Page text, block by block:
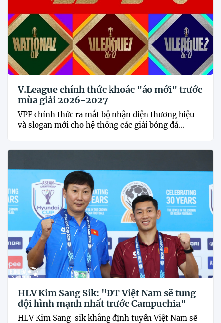
V.League chính thức khoác "áo mới" trước
mùa giải 2026-2027
VPF chính thức ra mắt bộ nhận diện thương hiệu
và slogan mới cho hệ thống các giải bóng đá...
HLV Kim Sang Sik: "ĐT Việt Nam sẽ tung
đội hình mạnh nhất trước Campuchia"
HLV Kim Sang-sik khẳng định tuyển Việt Nam sẽ